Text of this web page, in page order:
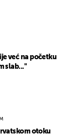
već na početku
slab..."
otoku